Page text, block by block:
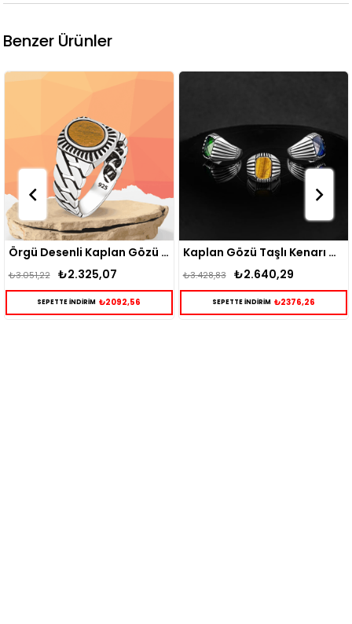
Benzer Ürünler
Örgü Desenli Kaplan Gözü Taşlı Gümüş Yüzük
Kaplan Gözü Taşlı Kenarı Çizgi Motifli Erkek Gümüş Yüzük
₺2.640,29
₺3.428,83
SEPETTE İNDİRİM ₺2376,26
₺2.546,39
₺3.325,17
SEPETTE İNDİRİM ₺2291,75